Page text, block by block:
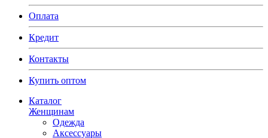
Оплата
Кредит
Контакты
Купить оптом
Каталог
Женщинам
Одежда
Аксессуары